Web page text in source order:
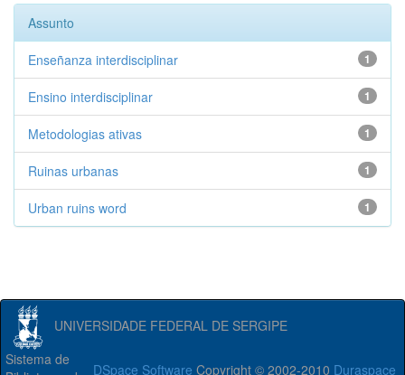
Assunto
1
Enseñanza interdisciplinar
1
Ensino interdisciplinar
1
Metodologias ativas
1
Ruinas urbanas
1
Urban ruins word
UNIVERSIDADE FEDERAL DE SERGIPE
DSpace Software Copyright © 2002-2010 Duraspace
Sistema de